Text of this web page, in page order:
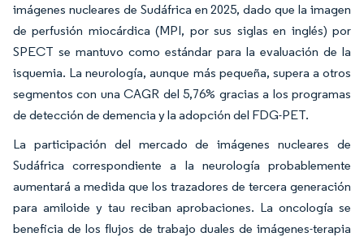
imágenes nucleares de Sudáfrica en 2025, dado que la imagen
de perfusión miocárdica (MPI, por sus siglas en inglés) por
SPECT se mantuvo como estándar para la evaluación de la
isquemia. La neurología, aunque más pequeña, supera a otros
segmentos con una CAGR del 5,76% gracias a los programas
de detección de demencia y la adopción del FDG-PET.
La participación del mercado de imágenes nucleares de
Sudáfrica correspondiente a la neurología probablemente
aumentará a medida que los trazadores de tercera generación
para amiloide y tau reciban aprobaciones. La oncología se
beneficia de los flujos de trabajo duales de imágenes-terapia